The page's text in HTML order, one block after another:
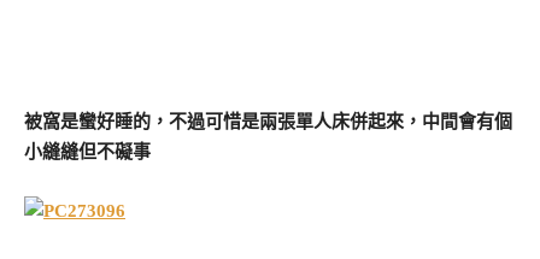
被窩是蠻好睡的，不過可惜是兩張單人床併起來，中間會有個
小縫縫但不礙事